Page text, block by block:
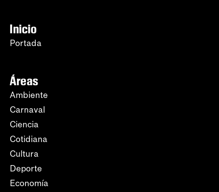
Inicio
Portada
Áreas
Ambiente
Carnaval
Ciencia
Cotidiana
Cultura
Deporte
Economía